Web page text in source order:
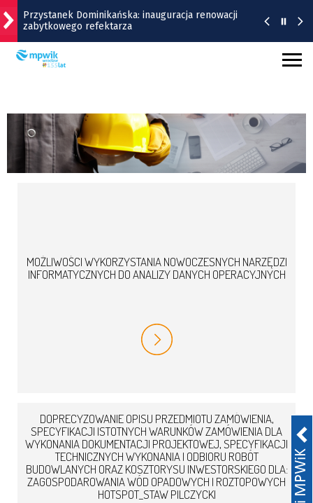
Przystanek Dominikańska: inauguracja renowacji
zabytkowego refektarza
Co dzieje się w weekend we Wrocławiu? |
WYDARZENIA
Zmiany w organizacji ruchu na Oporowie od soboty
8 sierpnia
MOŻLIWOŚCI WYKORZYSTANIA NOWOCZESNYCH NARZĘDZI
INFORMATYCZNYCH DO ANALIZY DANYCH OPERACYJNYCH
DOPRECYZOWANIE OPISU PRZEDMIOTU ZAMÓWIENIA,
SPECYFIKACJI ISTOTNYCH WARUNKÓW ZAMÓWIENIA DLA
WYKONANIA DOKUMENTACJI PROJEKTOWEJ, SPECYFIKACJI
TECHNICZNYCH WYKONANIA I ODBIORU ROBÓT
BUDOWLANYCH ORAZ KOSZTORYSU INWESTORSKIEGO DLA:
ZAGOSPODAROWANIA WÓD OPADOWYCH I ROZTOPOWYCH
HOTSPOT_STAW PILCZYCKI